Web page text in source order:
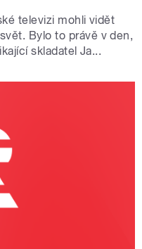
televizi mohli vidět
Bylo to právě v den,
skladatel Ja...